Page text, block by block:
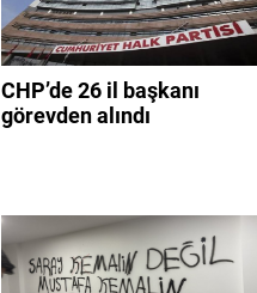
CHP’de 26 il başkanı
görevden alındı